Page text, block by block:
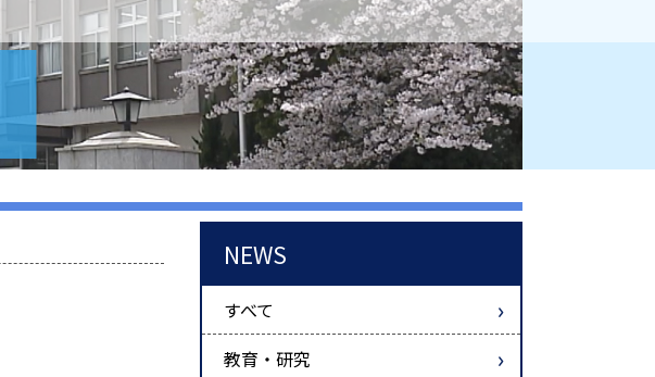
NEWS
すべて
教育・研究